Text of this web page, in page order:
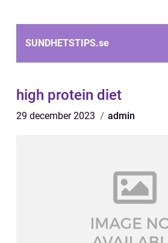
SUNDHETSTIPS.se
high protein diet
29 december 2023 admin